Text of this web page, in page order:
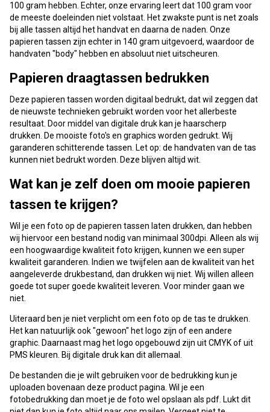
100 gram hebben. Echter, onze ervaring leert dat 100 gram voor
de meeste doeleinden niet volstaat. Het zwakste punt is net zoals
bij alle tassen altijd het handvat en daarna de naden. Onze
papieren tassen zijn echter in 140 gram uitgevoerd, waardoor de
handvaten "body" hebben en absoluut niet uitscheuren.
Papieren draagtassen bedrukken
Deze papieren tassen worden digitaal bedrukt, dat wil zeggen dat
de nieuwste technieken gebruikt worden voor het allerbeste
resultaat. Door middel van digitale druk kan je haarscherp
drukken. De mooiste foto's en graphics worden gedrukt. Wij
garanderen schitterende tassen. Let op: de handvaten van de tas
kunnen niet bedrukt worden. Deze blijven altijd wit.
Wat kan je zelf doen om mooie papieren
tassen te krijgen?
Wil je een foto op de papieren tassen laten drukken, dan hebben
wij hiervoor een bestand nodig van minimaal 300dpi. Alleen als wij
een hoogwaardige kwaliteit foto krijgen, kunnen we een super
kwaliteit garanderen. Indien we twijfelen aan de kwaliteit van het
aangeleverde drukbestand, dan drukken wij niet. Wij willen alleen
goede tot super goede kwaliteit leveren. Voor minder gaan we
niet.
Uiteraard ben je niet verplicht om een foto op de tas te drukken.
Het kan natuurlijk ook "gewoon" het logo zijn of een andere
graphic. Daarnaast mag het logo opgebouwd zijn uit CMYK of uit
PMS kleuren. Bij digitale druk kan dit allemaal.
De bestanden die je wilt gebruiken voor de bedrukking kun je
uploaden bovenaan deze product pagina. Wil je een
fotobedrukking dan moet je de foto wel opslaan als pdf. Lukt dit